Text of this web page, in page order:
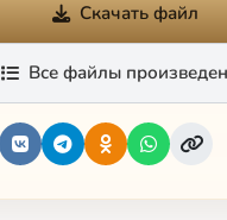
Скачать файл
Все файлы